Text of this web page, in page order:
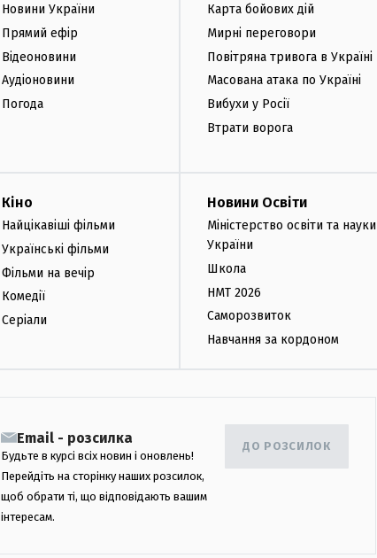
Новини України
Прямий ефір
Відеоновини
Аудіоновини
Погода
Карта бойових дій
Мирні переговори
Повітряна тривога в Україні
Масована атака по Україні
Вибухи у Росії
Втрати ворога
Кіно
Найцікавіші фільми
Українські фільми
Фільми на вечір
Комедії
Серіали
Новини Освіти
Міністерство освіти та науки
України
Школа
НМТ 2026
Саморозвиток
Навчання за кордоном
Email - розсилка
Будьте в курсі всіх новин і оновлень!
Перейдіть на сторінку наших розсилок,
щоб обрати ті, що відповідають вашим
інтересам.
ДО РОЗСИЛОК